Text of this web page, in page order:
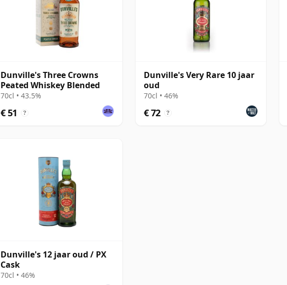
Dunville's Three Crowns
Peated Whiskey Blended
70cl • 43.5%
€ 51 ?
Dunville's Very Rare 10 jaar
oud
70cl • 46%
€ 72 ?
Dunville's 12 jaar oud / PX
Cask
70cl • 46%